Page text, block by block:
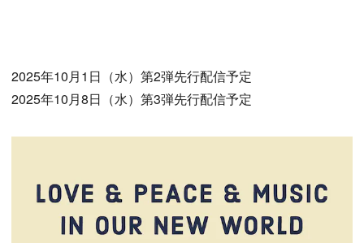
2025年10月1日（水）第2弾先行配信予定
2025年10月8日（水）第3弾先行配信予定